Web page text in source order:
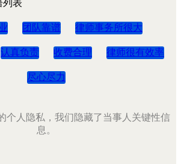
列表
团队靠谱 律师事务所很大
认真负责 收费合理 律师很有效率
尽心尽力
个人隐私，我们隐藏了当事人关键性信
息。